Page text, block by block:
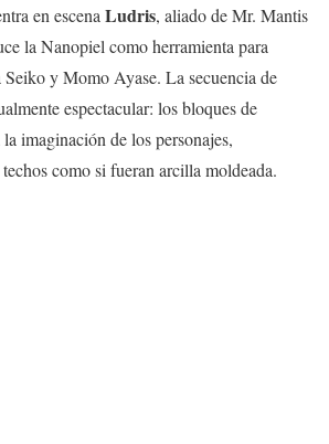
en escena Ludris, aliado de Mr. Mantis
la Nanopiel como herramienta para
y Momo Ayase. La secuencia de
espectacular: los bloques de
imaginación de los personajes,
como si fueran arcilla moldeada.